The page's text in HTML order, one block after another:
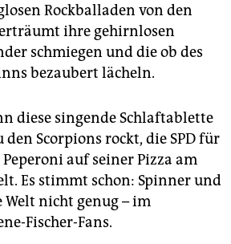
Rockballaden von den
ihre gehirnlosen
schmiegen und die ob des
bezaubert lächeln.
diese singende Schlaftablette
Scorpions rockt, die SPD für
auf seiner Pizza am
Es stimmt schon: Spinner und
Welt nicht genug – im
Fischer-Fans.